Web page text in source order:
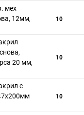
мех
12мм,
10
20 мм,
10
с
10